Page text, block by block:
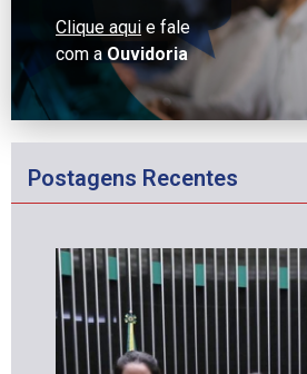
Clique aqui e fale
com aOuvidoria
Postagens Recentes